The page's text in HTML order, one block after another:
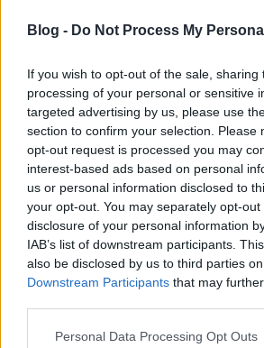
Blog - Do Not Process My
If you wish to opt-out of the sale, sharing
processing of your personal or sensitive
targeted advertising by us, please use
section to confirm your selection. Please
opt-out request is processed you may
interest-based ads based on personal
us or personal information disclosed to
your opt-out. You may separately opt-
disclosure of your personal information
IAB’s list of downstream participants.
also be disclosed by us to third parties
Downstream Participants that may
Please note that this website/app uses
Personal Data Processing Opt Outs
fülhúzogatástRutkai Bori
horgolt
amelyek a zenekar koncertjeinek
pedig minden szereplő,
zenekari tagok, sőt még egy
is elfújják szépen sorban. Olyan
egy igazi nagy családi buli, főleg
rokonai, gyerekei, barátai
Sőt,Horváth Árpádoperatőr és
készítőKájel Juciis férj és feleség.
Maga a dal egy korábbiRutkai
lemezen, a Fonogram-díjas
jelent meg. A videóban hallható
újrakevert változat, amelyen már a
időközben csatlakozottNemes
is hallhatóak. A szülinapi dalban